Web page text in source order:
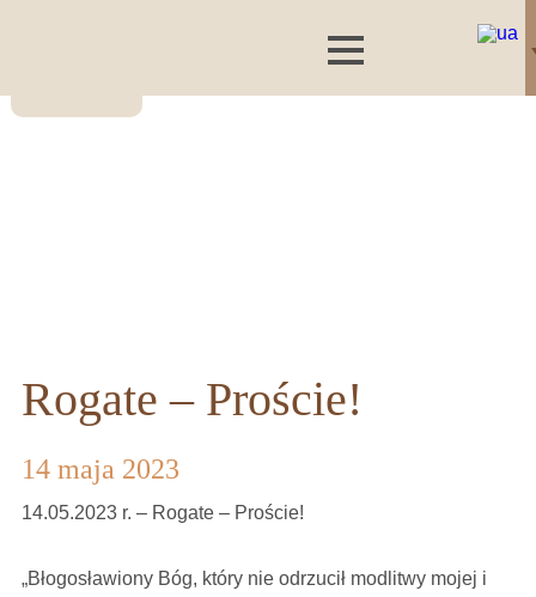
Rogate – Proście!
14 maja 2023
14.05.2023 r. – Rogate – Proście!
„Błogosławiony Bóg, który nie odrzucił modlitwy mojej i